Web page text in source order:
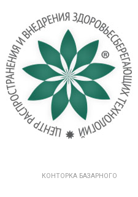
КОНТОРКА БАЗАРНОГО